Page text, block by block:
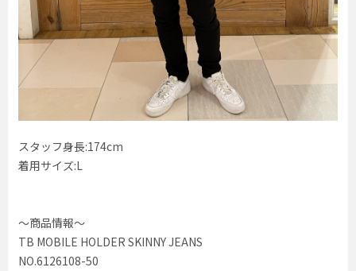
スタッフ身長:174cm
着用サイズ:L
〜商品情報〜
TB MOBILE HOLDER SKINNY JEANS
NO.6126108-50